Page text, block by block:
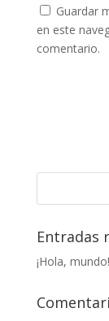
Guardar
en este
comentario.
Entradas
¡Hola, mundo!